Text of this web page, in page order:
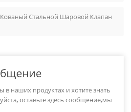
Кованый Стальной Шаровой Клапан
в наших продуктах и хотите знать
оставьте здесь сообщение,мы